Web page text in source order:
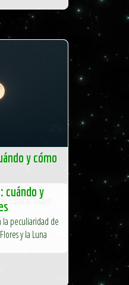
y cómo
lunar
Mayo
cuándo y
la peculiaridad de
y la Luna